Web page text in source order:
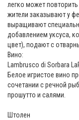
легко может
жители заказывают у
выращивают
добавлением уксуса,
цвет), подают с
Вино:
Lambrusco di Sorbara
Белое игристое вино
сочетании с речной
прошутто и салями.
Штолен